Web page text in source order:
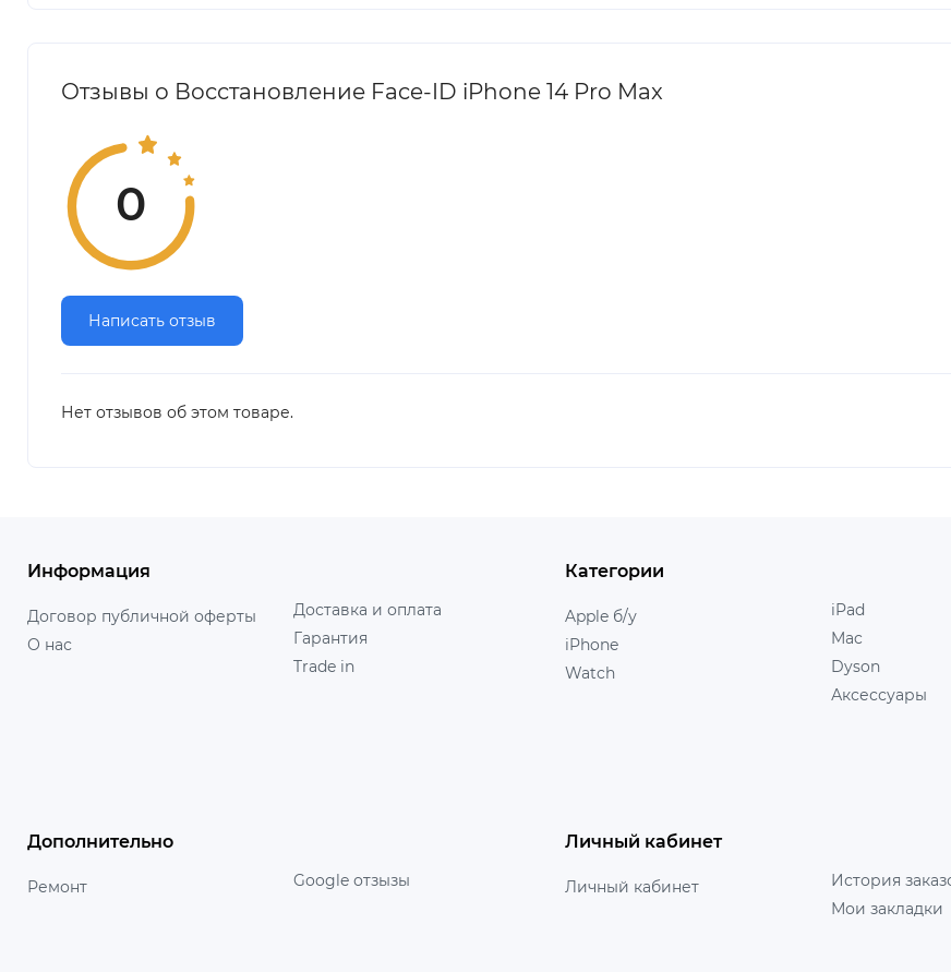
Отзывы о Восстановление Face-ID iPhone 14 Pro Max
0
Написать отзыв
Нет отзывов об этом товаре.
Информация
Договор публичной оферты
О нас
Доставка и оплата
Гарантия
Trade in
Категории
Apple б/у
iPhone
Watch
iPad
Mac
Dyson
Аксессуары
Дополнительно
Ремонт Google отзызы
Личный кабинет
Личный кабинет
История
Мои закладки